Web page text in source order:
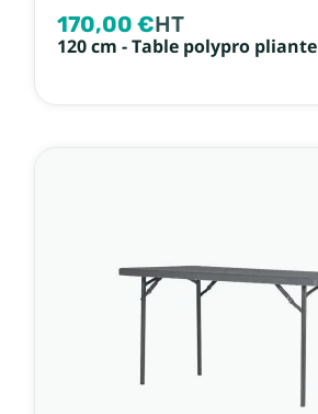
170,00 €HT
120 cm - Table polypro pliante